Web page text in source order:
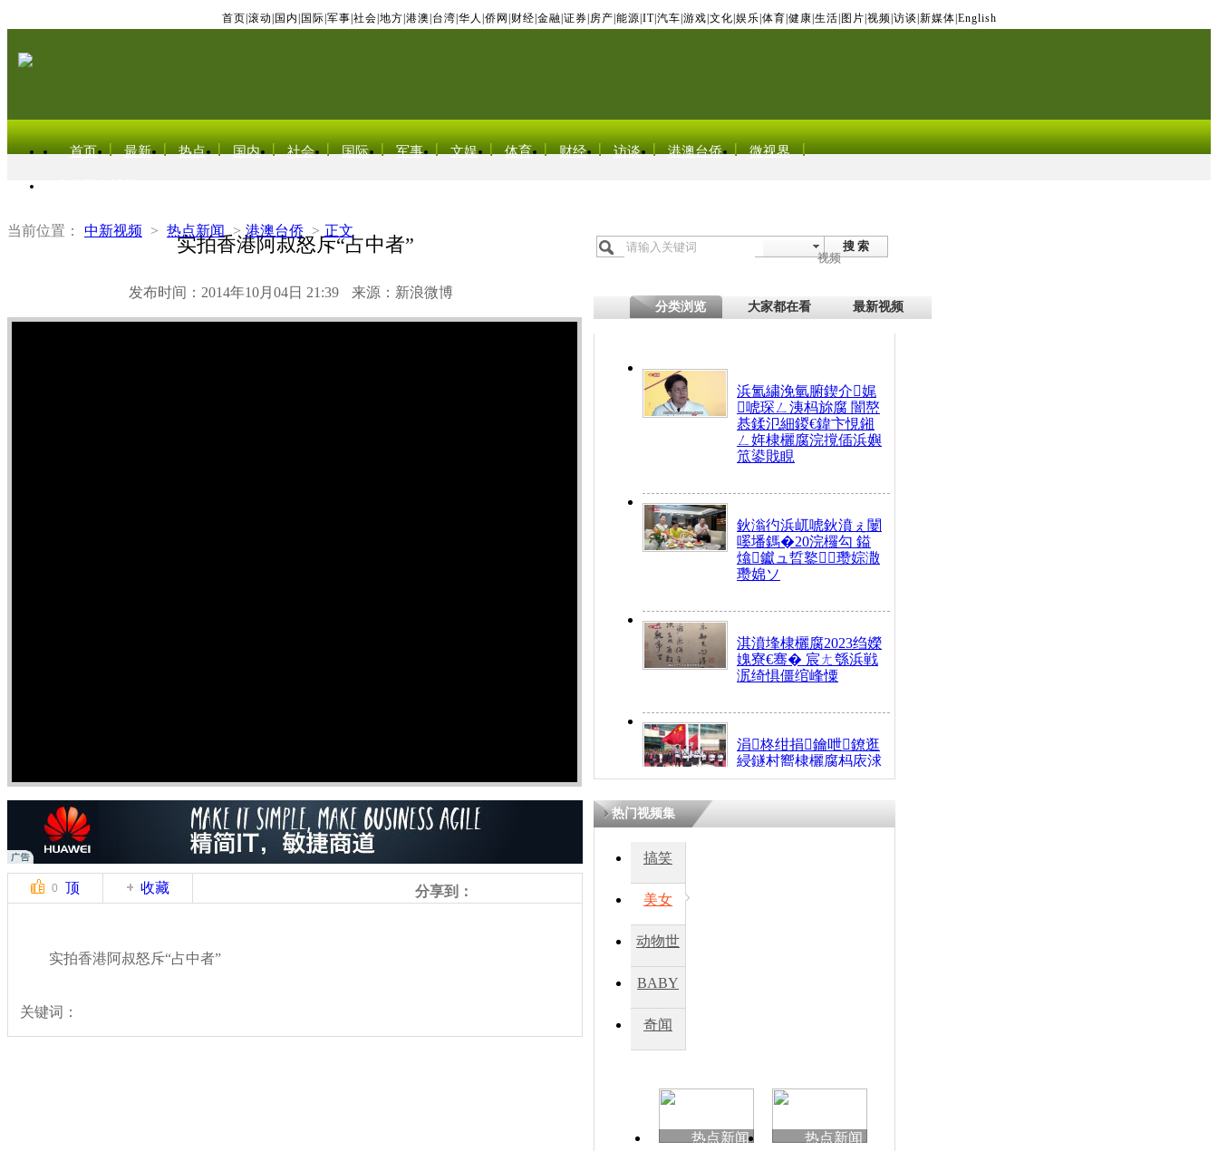
首页 滚动 国内 国际 军事 社会 地方 港澳 台湾 华人 侨网 财经 金融 证券 房产 能源 IT| 汽车 游戏 文化 娱乐 体育 健康 生活 图片 视频 访谈 新媒体 English
首页 最新 热点 国内 社会 国际 军事 文娱 体育 财经 访谈 港澳台侨 微视界
当前位置： 中新视频 > 热点新闻 > 港澳台侨 > 正文
实拍香港阿叔怒斥“占中者”
发布时间：2014年10月04日 21:39 来源：新浪微博
搜 索
视频
分类浏览 大家都在看 最新视频
浜氳繍浼氫腑鍥介娓
唬琛ㄥ洟杩旀腐 闇嶅
惎鍒氾細鍐€鍏卞悓鎺
ㄥ姩棣欐腐浣撹偛浜嬩
笟鍙戝睍
鈥滃彴浜屼唬鈥濆ぇ闄
嗘墦鎷�20浣欏勾 鎰
熻钀ュ晢鐜瓒婃潵
瓒婂ソ
淇濆埄棣欐腐2023绉嬫
媿寮€骞� 宸ㄤ綔浜戦
泦绮惧僵绾峰憟
涓柊绀捐鑰呭鐐逛
綅鐩村嚮棣欐腐杩庡浗
搴�24灏忔椂
0 顶 收藏 分享到：
实拍香港阿叔怒斥“占中者”
关键词：
热门视频集
搞笑
美女
动物世
BABY
秀
奇闻
热点新闻
热点新闻